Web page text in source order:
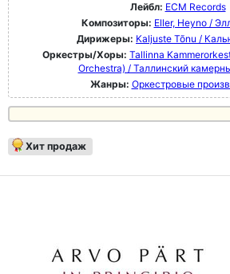
Лейбл: ECM Records
Композиторы: Eller, Heyno /
Дирижеры: Kaljuste Tõnu /
Оркестры/Хоры: Tallinna
Orchestra) / Таллинский
Жанры: Оркестровые
Хит продаж